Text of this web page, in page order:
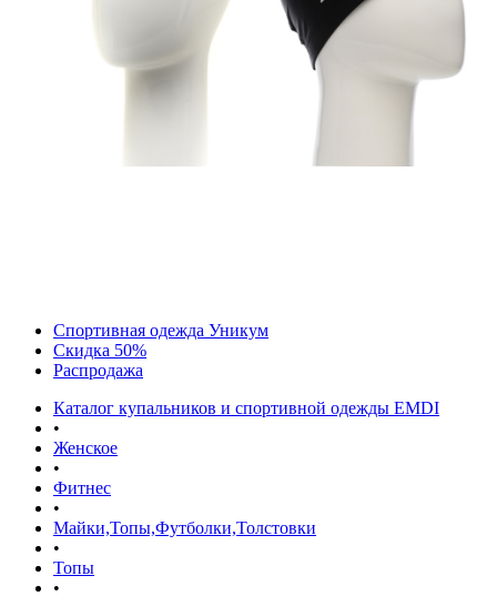
Спортивная одежда Уникум
Скидка 50%
Распродажа
Каталог купальников и спортивной одежды EMDI
•
Женское
•
Фитнес
•
Майки,Топы,Футболки,Толстовки
•
Топы
•